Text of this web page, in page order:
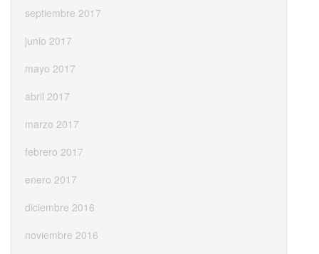
septiembre 2017
junio 2017
mayo 2017
abril 2017
marzo 2017
febrero 2017
enero 2017
diciembre 2016
noviembre 2016